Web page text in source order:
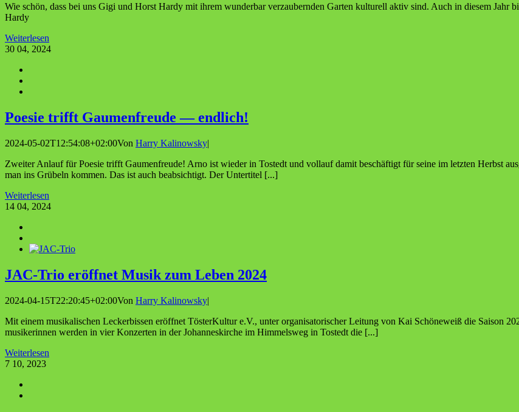
Wie schön, dass bei uns Gigi und Horst Hardy mit ihrem wunderbar verzaubernden Garten kulturell aktiv sind. Auch in diesem Jahr
Hardy
Weiterlesen
30 04, 2024
Poe­sie trifft Gau­men­freu­de — endlich!
2024-05-02T12:54:08+02:00Von Harry Kalinowsky|
Zweiter Anlauf für Poesie trifft Gaumenfreude! Arno ist wieder in Tostedt und vollauf damit beschäftigt für seine im letzten Herbst
man ins Grübeln kommen. Das ist auch beabsichtigt. Der Untertitel [...]
Weiterlesen
14 04, 2024
JAC-Trio eröff­net Musik zum Leben 2024
2024-04-15T22:20:45+02:00Von Harry Kalinowsky|
Mit einem musikalischen Leckerbissen eröffnet TösterKultur e.V., unter organisatorischer Leitung von Kai Schöneweiß die Saison
musikerinnen werden in vier Konzerten in der Johanneskirche im Himmelsweg in Tostedt die [...]
Weiterlesen
7 10, 2023